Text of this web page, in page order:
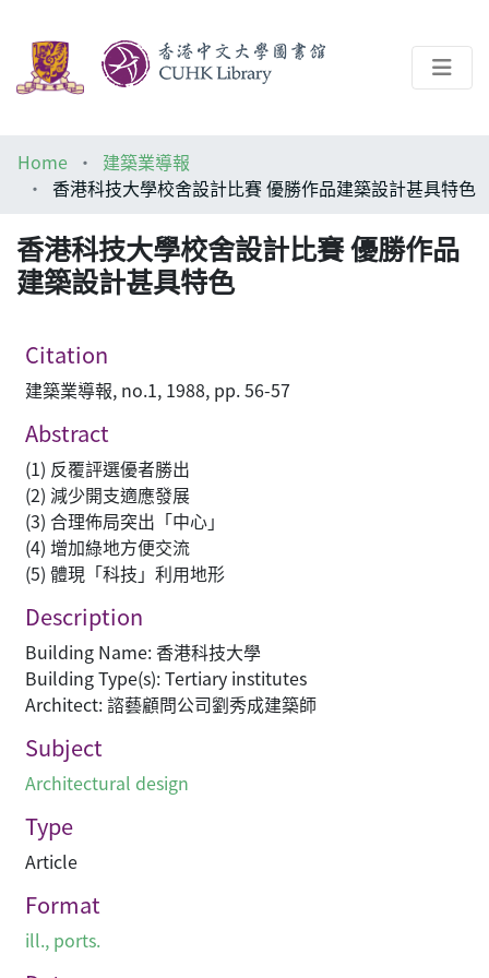
Help
Home
建築業導報
香港科技大學校舍設計比賽 優勝作品建築設計甚具特色
香港科技大學校舍設計比賽 優勝作品
建築設計甚具特色
Citation
建築業導報, no.1, 1988, pp. 56-57
Abstract
(1) 反覆評選優者勝出
(2) 減少開支適應發展
(3) 合理佈局突出「中心」
(4) 增加綠地方便交流
(5) 體現「科技」利用地形
Description
Building Name: 香港科技大學
Building Type(s): Tertiary institutes
Architect: 諮藝顧問公司劉秀成建築師
Subject
Architectural design
Type
Article
Format
ill., ports.